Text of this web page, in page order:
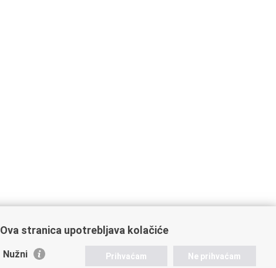
Ova stranica upotrebljava kolačiće
Nužni Prihvaćam Ne prihvaćam